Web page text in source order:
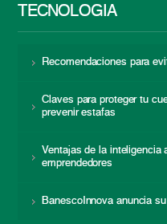
TECNOLOGÍA
Recomendaciones para
Claves para proteger tu
prevenir estafas
Ventajas de la inteligencia
emprendedores
BanescoInnova anuncia